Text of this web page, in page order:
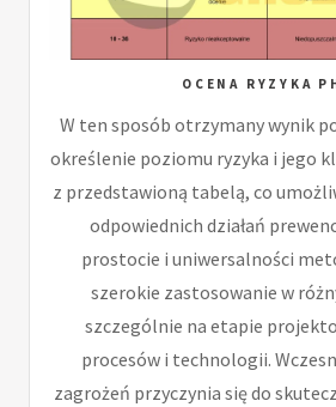
OCENA RYZYKA
W ten sposób otrzymany wynik
określenie poziomu ryzyka i jego
z przedstawioną tabelą, co
odpowiednich działań
prostocie i uniwersalności
szerokie zastosowanie w
szczególnie na etapie
procesów i technologii.
zagrożeń przyczynia się do